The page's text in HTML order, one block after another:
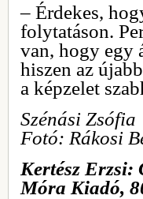
– Érdekes,
folytatáson.
van, hogy egy
hiszen az
a képzelet
Szénási Zsófia
Fotó: Rákosi
Kertész Erzsi:
Móra Kiadó,